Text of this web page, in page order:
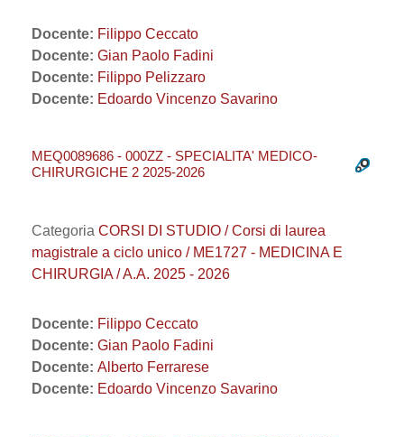
Docente: Filippo Ceccato
Docente: Gian Paolo Fadini
Docente: Filippo Pelizzaro
Docente: Edoardo Vincenzo Savarino
MEQ0089686 - 000ZZ - SPECIALITA' MEDICO-
CHIRURGICHE 2 2025-2026
Categoria CORSI DI STUDIO / Corsi di laurea
magistrale a ciclo unico / ME1727 - MEDICINA E
CHIRURGIA / A.A. 2025 - 2026
Docente: Filippo Ceccato
Docente: Gian Paolo Fadini
Docente: Alberto Ferrarese
Docente: Edoardo Vincenzo Savarino